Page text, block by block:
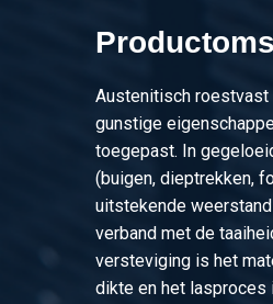
Austenitisch roestvast
gunstige
toegepast. In
(buigen, dieptrekken,
uitstekende
verband met de
versteviging is het
dikte en het lasproces